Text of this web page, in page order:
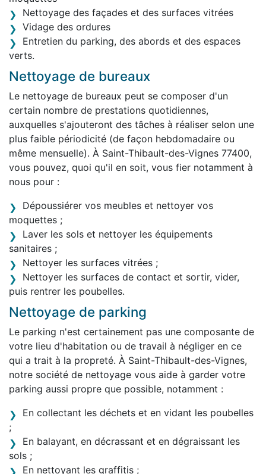
Nettoyage des façades et des surfaces vitrées
Vidage des ordures
Entretien du parking, des abords et des espaces
verts.
Nettoyage de bureaux
Le nettoyage de bureaux peut se composer d'un
certain nombre de prestations quotidiennes,
auxquelles s'ajouteront des tâches à réaliser selon une
plus faible périodicité (de façon hebdomadaire ou
même mensuelle). À Saint-Thibault-des-Vignes 77400,
vous pouvez, quoi qu'il en soit, vous fier notamment à
nous pour :
Dépoussiérer vos meubles et nettoyer vos
moquettes ;
Laver les sols et nettoyer les équipements
sanitaires ;
Nettoyer les surfaces vitrées ;
Nettoyer les surfaces de contact et sortir, vider,
puis rentrer les poubelles.
Nettoyage de parking
Le parking n'est certainement pas une composante de
votre lieu d'habitation ou de travail à négliger en ce
qui a trait à la propreté. À Saint-Thibault-des-Vignes,
notre société de nettoyage vous aide à garder votre
parking aussi propre que possible, notamment :
En collectant les déchets et en vidant les poubelles
;
En balayant, en décrassant et en dégraissant les
sols ;
En nettoyant les graffitis ;